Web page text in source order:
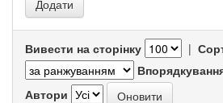
Вивести на сторінку |
Автори